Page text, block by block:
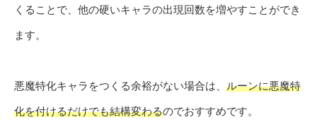
くることで、他の硬いキャラの出現回数を増やすことができ
ます。
悪魔特化キャラをつくる余裕がない場合は、 ルーンに悪魔特
化を付けるだけでも結構変わるのでおすすめです。